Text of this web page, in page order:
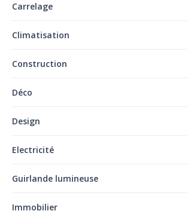
Carrelage
Climatisation
Construction
Déco
Design
Electricité
Guirlande lumineuse
Immobilier